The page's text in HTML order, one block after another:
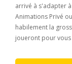
arrivé à s'adapter
Animations Privé
habilement la
joueront pour vous